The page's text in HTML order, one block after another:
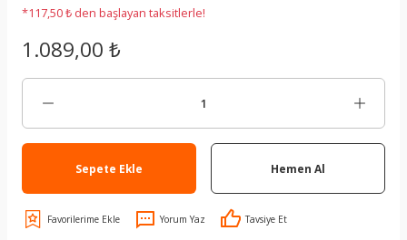
*117,50 ₺ den başlayan taksitlerle!
1.089,00 ₺
Sepete Ekle Hemen Al
Yorum Yaz Tavsiye Et